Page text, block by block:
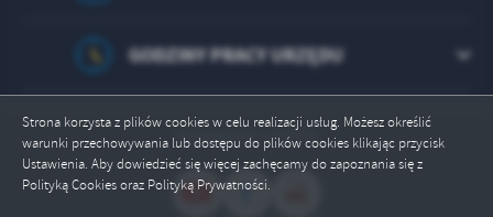
Strona korzysta z plików cookies w celu realizacji usług. Możesz określić
warunki przechowywania lub dostępu do plików cookies klikając przycisk
Ustawienia. Aby dowiedzieć się więcej zachęcamy do zapoznania się z
Polityką Cookies oraz Polityką Prywatności.
GODZINY PRACY URZĘDU
Odwiedzin: 221970